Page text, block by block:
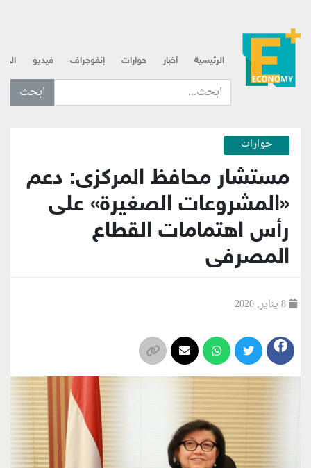
الرئيسية أخبار حوارات إنفوجراف فيديو
ابحث عن... :
حوارات
مستشار محافظ المركزى: دعم
«المشروعات الصغيرة» على
رأس اهتمامات القطاع
المصرفى